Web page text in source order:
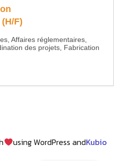
F)
Affaires réglementaires
des projets Fabrication
using WordPress andKubio